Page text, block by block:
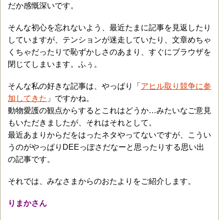
だか感慨深いです。
そんな初心を忘れないよう、最近たまに記事を見返したり
していますが、テンションが迷走していたり、文章めちゃ
くちゃだったりで恥ずかしさのあまり、すぐにブラウザを
閉じてしまいます。ふぅ。
そんな私の好きな記事は、やっぱり「 アヒル取り競争に参
加してきた 」ですかね。
動物愛護の観点からするとこれはどうか…みたいなご意見
もいただきましたが、それはそれとして。
最近あまりからだをはったネタやってないですが、こうい
うのがやっぱりDEEっぽさだなーと思ったりする思い出
の記事です。
それでは、みなさまからのおたよりをご紹介します。
りまかさん